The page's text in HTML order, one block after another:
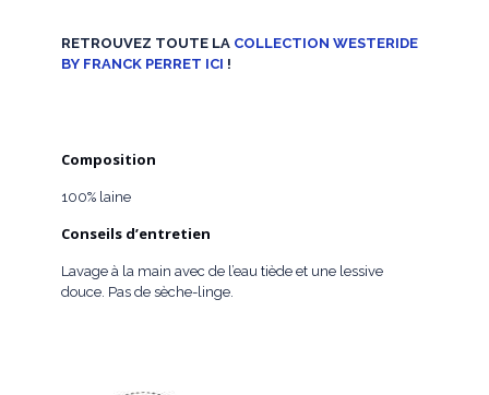
RETROUVEZ TOUTE LA COLLECTION WESTERIDE
BY FRANCK PERRET ICI !
Composition
100% laine
Conseils d’entretien
Lavage à la main avec de l’eau tiède et une lessive
douce. Pas de sèche-linge.